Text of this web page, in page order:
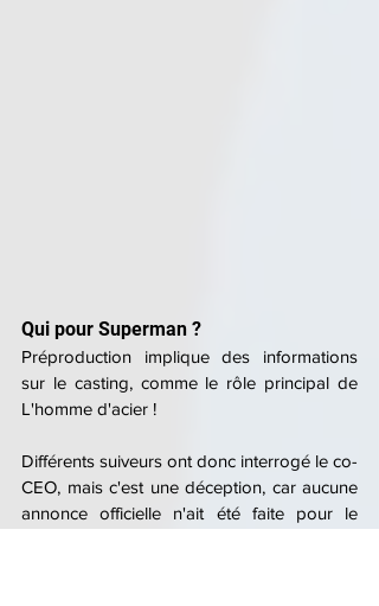
Qui pour Superman ?
Préproduction implique des informations
sur le casting, comme le rôle principal de
L'homme d'acier !
Différents suiveurs ont donc interrogé le co-
CEO, mais c'est une déception, car aucune
annonce officielle n'ait été faite pour le